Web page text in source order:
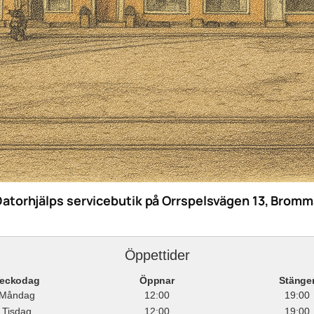
servicebutik på Orrspelsvägen 13,
Öppettider
Öppnar
12:00
19:00
Tisdag
12:00 19:00